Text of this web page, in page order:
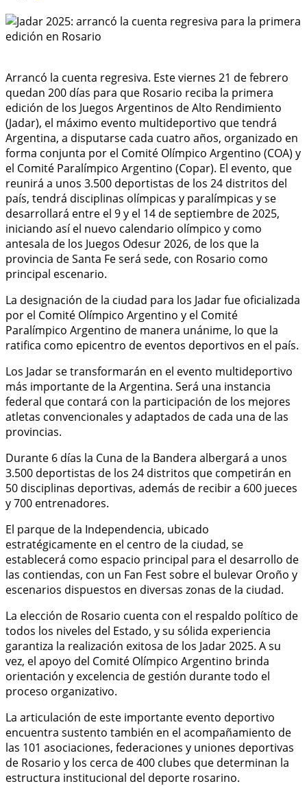
Arrancó la cuenta regresiva. Este viernes 21 de febrero
quedan 200 días para que Rosario reciba la primera
edición de los Juegos Argentinos de Alto Rendimiento
(Jadar), el máximo evento multideportivo que tendrá
Argentina, a disputarse cada cuatro años, organizado en
forma conjunta por el Comité Olímpico Argentino (COA) y
el Comité Paralímpico Argentino (Copar). El evento, que
reunirá a unos 3.500 deportistas de los 24 distritos del
país, tendrá disciplinas olímpicas y paralímpicas y se
desarrollará entre el 9 y el 14 de septiembre de 2025,
iniciando así el nuevo calendario olímpico y como
antesala de los Juegos Odesur 2026, de los que la
provincia de Santa Fe será sede, con Rosario como
principal escenario.
La designación de la ciudad para los Jadar fue oficializada
por el Comité Olímpico Argentino y el Comité
Paralímpico Argentino de manera unánime, lo que la
ratifica como epicentro de eventos deportivos en el país.
Los Jadar se transformarán en el evento multideportivo
más importante de la Argentina. Será una instancia
federal que contará con la participación de los mejores
atletas convencionales y adaptados de cada una de las
provincias.
Durante 6 días la Cuna de la Bandera albergará a unos
3.500 deportistas de los 24 distritos que competirán en
50 disciplinas deportivas, además de recibir a 600 jueces
y 700 entrenadores.
El parque de la Independencia, ubicado
estratégicamente en el centro de la ciudad, se
establecerá como espacio principal para el desarrollo de
las contiendas, con un Fan Fest sobre el bulevar Oroño y
escenarios dispuestos en diversas zonas de la ciudad.
La elección de Rosario cuenta con el respaldo político de
todos los niveles del Estado, y su sólida experiencia
garantiza la realización exitosa de los Jadar 2025. A su
vez, el apoyo del Comité Olímpico Argentino brinda
orientación y excelencia de gestión durante todo el
proceso organizativo.
La articulación de este importante evento deportivo
encuentra sustento también en el acompañamiento de
las 101 asociaciones, federaciones y uniones deportivas
de Rosario y los cerca de 400 clubes que determinan la
estructura institucional del deporte rosarino.